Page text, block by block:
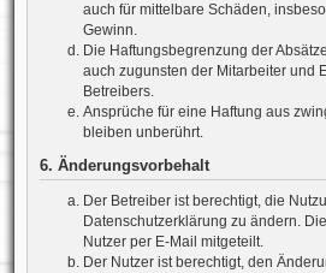
auch für mittelbare Schäden,
Gewinn.
Die Haftungsbegrenzung der
auch zugunsten der Mitarbeiter und
Betreibers.
Ansprüche für eine Haftung aus
bleiben unberührt.
6. Änderungsvorbehalt
Der Betreiber ist berechtigt, die
Datenschutzerklärung zu ändern.
Nutzer per E-Mail mitgeteilt.
Der Nutzer ist berechtigt, den